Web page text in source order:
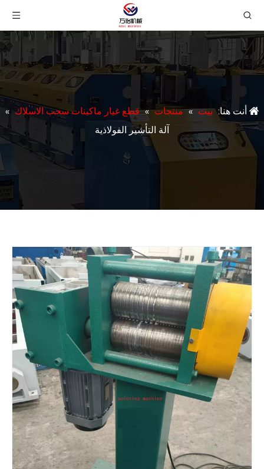
أنت هنا: بيت » منتجات » قطع غيار ماكينات سحب الاسلاك »
آلة التأشير الفولاذية